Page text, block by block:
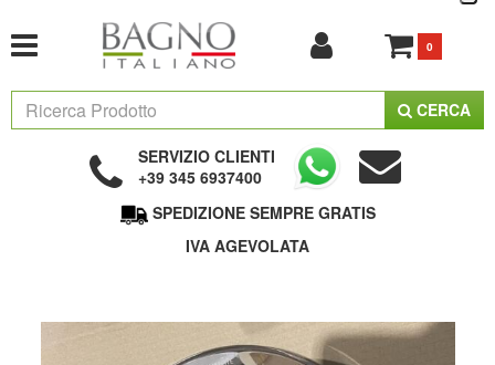
0
CERCA
SERVIZIO CLIENTI
+39 345 6937400
SPEDIZIONE SEMPRE GRATIS
IVA AGEVOLATA